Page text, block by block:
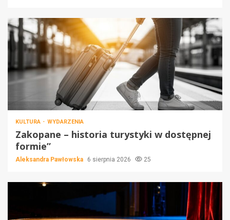
KULTURA WYDARZENIA
Zakopane – historia turystyki w dostępnej
formie”
Aleksandra Pawłowska 6 sierpnia 2026 25